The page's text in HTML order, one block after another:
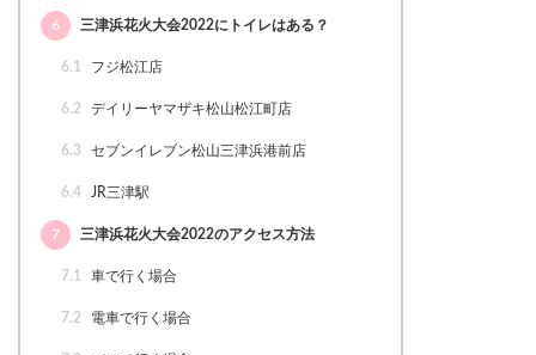
6 三津浜花火大会2022にトイレはある？
6.1 フジ松江店
6.2 デイリーヤマザキ松山松江町店
6.3 セブンイレブン松山三津浜港前店
6.4 JR三津駅
7 三津浜花火大会2022のアクセス方法
7.1 車で行く場合
7.2 電車で行く場合